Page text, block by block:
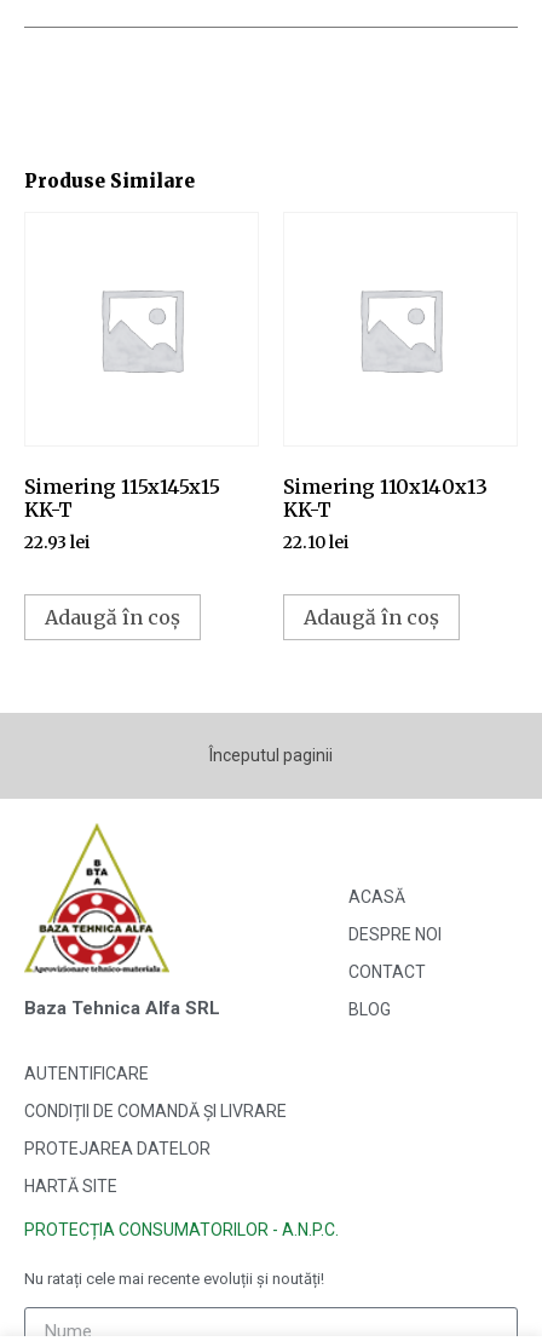
Produse Similare
Simering 115x145x15
KK-T
22.93 lei
Adaugă în coș
Simering 110x140x13
KK-T
22.10lei
Adaugă în coș
Începutul paginii
Baza Tehnica Alfa SRL
ACASĂ
DESPRE NOI
CONTACT
BLOG
AUTENTIFICARE
CONDIȚII DE COMANDĂ ȘI LIVRARE
PROTEJAREA DATELOR
HARTĂ SITE
PROTECȚIA CONSUMATORILOR - A.N.P.C.
Nu ratați cele mai recente evoluții și noutăți!